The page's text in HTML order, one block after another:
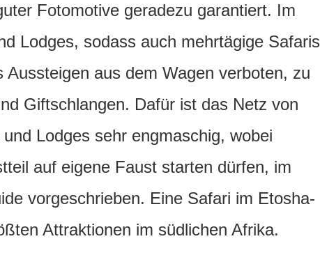
Fotomotive geradezu garantiert. Im
Lodges, sodass auch mehrtägige Safaris
aus dem Wagen verboten, zu
Giftschlangen. Dafür ist das Netz von
Lodges sehr engmaschig, wobei
auf eigene Faust starten dürfen, im
vorgeschrieben. Eine Safari im Etosha-
Attraktionen im südlichen Afrika.